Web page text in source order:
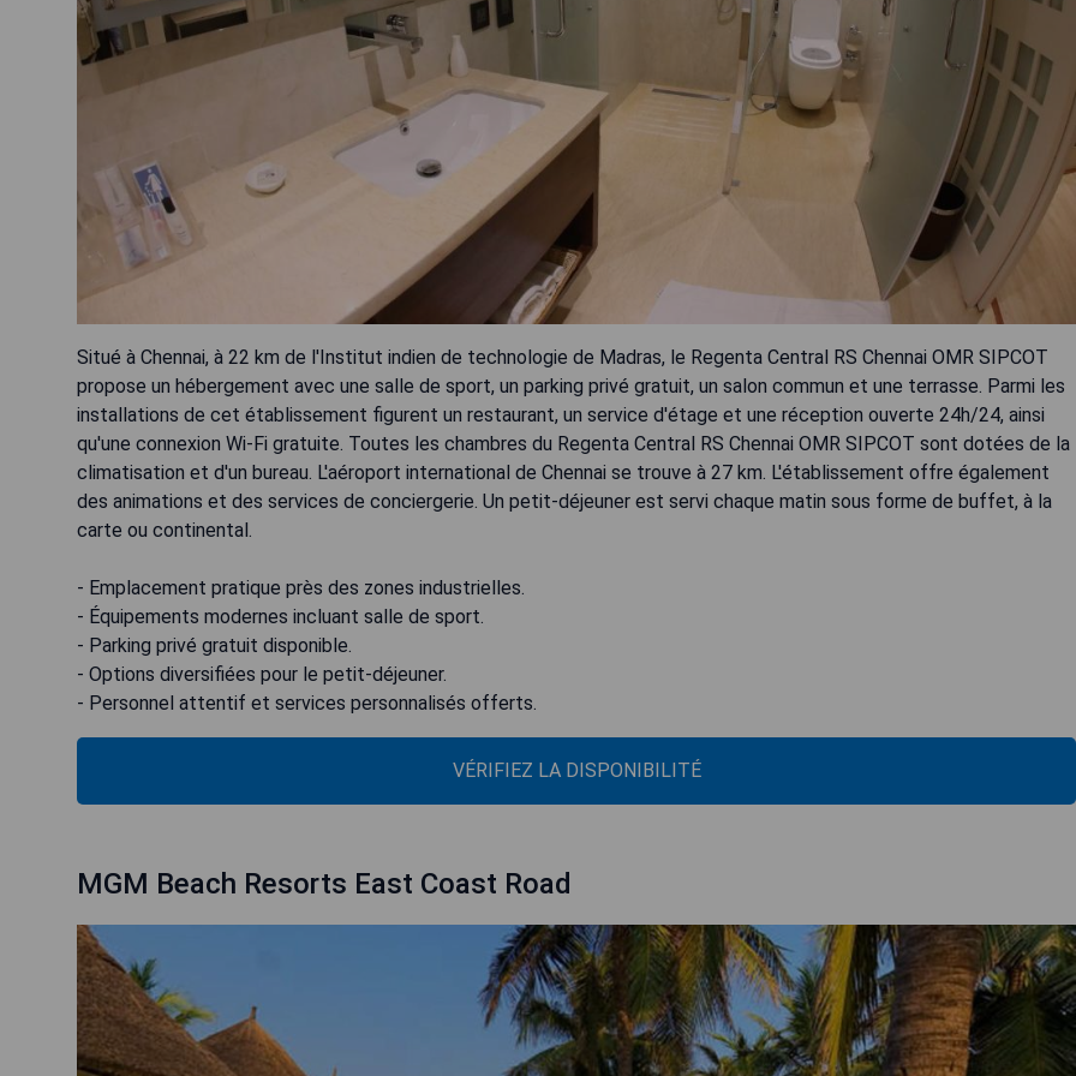
Situé à Chennai, à 22 km de l'Institut indien de technologie de Madras, le Regenta Central RS Chennai OMR SIPCOT
propose un hébergement avec une salle de sport, un parking privé gratuit, un salon commun et une terrasse. Parmi les
installations de cet établissement figurent un restaurant, un service d'étage et une réception ouverte 24h/24, ainsi
qu'une connexion Wi-Fi gratuite. Toutes les chambres du Regenta Central RS Chennai OMR SIPCOT sont dotées de la
climatisation et d'un bureau. L'aéroport international de Chennai se trouve à 27 km. L'établissement offre également
des animations et des services de conciergerie. Un petit-déjeuner est servi chaque matin sous forme de buffet, à la
carte ou continental.
- Emplacement pratique près des zones industrielles.
- Équipements modernes incluant salle de sport.
- Parking privé gratuit disponible.
- Options diversifiées pour le petit-déjeuner.
- Personnel attentif et services personnalisés offerts.
VÉRIFIEZ LA DISPONIBILITÉ
MGM Beach Resorts East Coast Road